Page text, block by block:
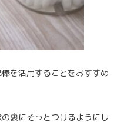
を活用することをおすすめ
裏にそっとつけるようにし